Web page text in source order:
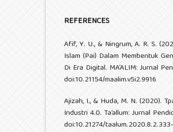
REFERENCES
Afif, Y. U., & Ningrum, A. R. S.
Islam (Pai) Dalam Membentuk
Di Era Digital. MA’ALIM: Jurnal
doi:10.21154/maalim.v5i2.9916
Ajizah, I., & Huda, M. N. (2020).
Industri 4.0. Ta’allum: Jurnal
doi:10.21274/